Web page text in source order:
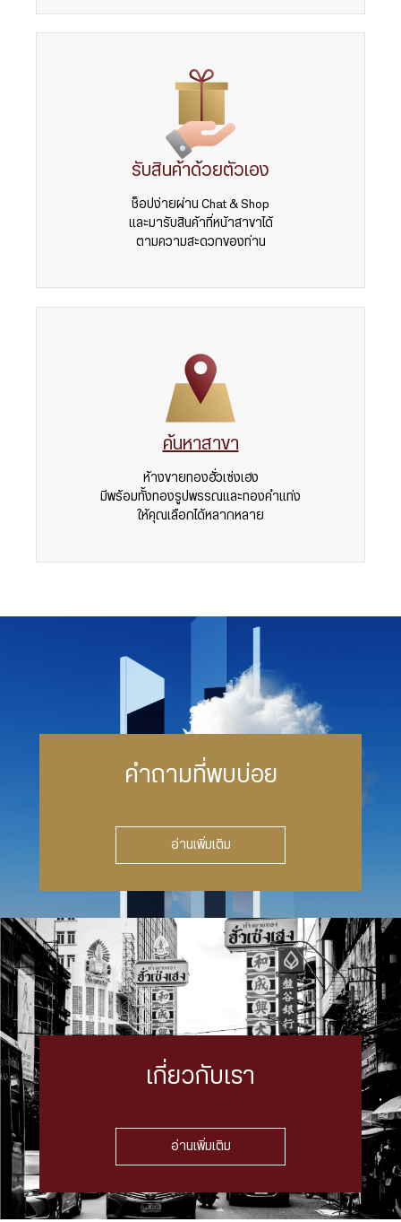
รับสินค้าด้วยตัวเอง
ช็อปง่ายผ่าน Chat & Shop
และมารับสินค้าที่หน้าสาขาได้
ตามความสะดวกของท่าน
ค้นหาสาขา
ห้างขายทองฮั่วเซ่งเฮง
มีพร้อมทั้งทองรูปพรรณและทองคำแท่ง
ให้คุณเลือกได้หลากหลาย
คำถามที่พบบ่อย
อ่านเพิ่มเติม
เกี่ยวกับเรา
อ่านเพิ่มเติม